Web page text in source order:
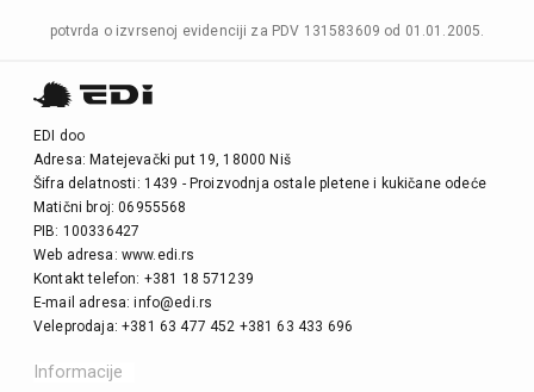
potvrda o izvrsenoj evidenciji za PDV 131583609 od 01.01.2005.
EDI doo
Adresa: Matejevački put 19, 18000 Niš
Šifra delatnosti: 1439 - Proizvodnja ostale pletene i kukičane odeće
Matični broj: 06955568
PIB: 100336427
Web adresa: www.edi.rs
Kontakt telefon: +381 18 571239
E-mail adresa: info@edi.rs
Veleprodaja: +381 63 477 452 +381 63 433 696
Informacije